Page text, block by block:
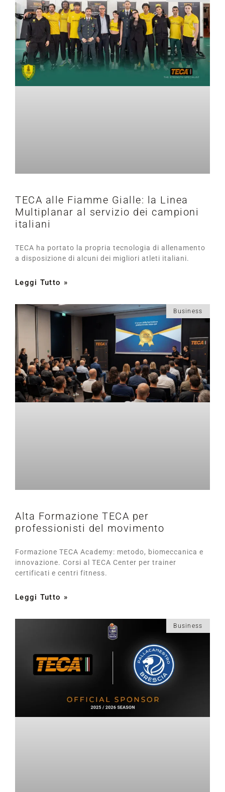
TECA alle Fiamme Gialle: la Linea
Multiplanar al servizio dei campioni
italiani
TECA ha portato la propria tecnologia di allenamento
a disposizione di alcuni dei migliori atleti italiani.
Leggi Tutto »
Business
Alta Formazione TECA per
professionisti del movimento
Formazione TECA Academy: metodo, biomeccanica e
innovazione. Corsi al TECA Center per trainer
certificati e centri fitness.
Leggi Tutto »
Business